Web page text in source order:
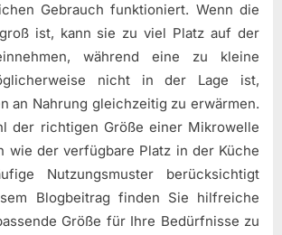
Gebrauch funktioniert. Wenn die
ist, kann sie zu viel Platz auf der
während eine zu kleine
nicht in der Lage ist,
an Nahrung gleichzeitig zu erwärmen.
der richtigen Größe einer Mikrowelle
wie der verfügbare Platz in der Küche
Nutzungsmuster berücksichtigt
Blogbeitrag finden Sie hilfreiche
Größe für Ihre Bedürfnisse zu